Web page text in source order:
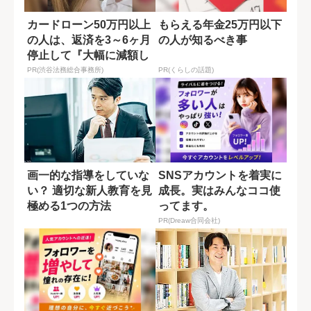
カードローン50万円以上
の人は、返済を3～6ヶ月
停止して『大幅に減額し
てから返済...
PR(渋谷法務総合事務所)
もらえる年金25万円以下
の人が知るべき事
PR(くらしの話題)
画一的な指導をしていな
い？ 適切な新人教育を見
極める1つの方法
SNSアカウントを着実に
成長。実はみんなココ使
ってます。
PR(Dreaw合同会社)